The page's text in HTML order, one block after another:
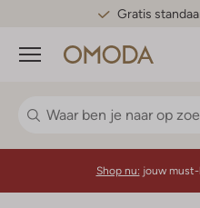
Gratis
Menu
Shop nu: jouw